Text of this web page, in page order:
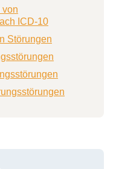
von
ICD-10
Störungen